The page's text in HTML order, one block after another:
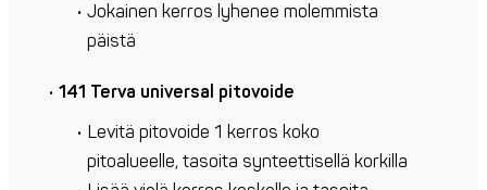
Jokainen kerros lyhenee molemmista
päistä
141 Terva universal pitovoide
Levitä pitovoide 1 kerros koko
pitoalueelle, tasoita synteettisellä korkilla